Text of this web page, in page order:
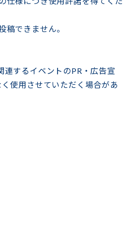
できません。
するイベントのPR・広告宣
使用させていただく場合があ